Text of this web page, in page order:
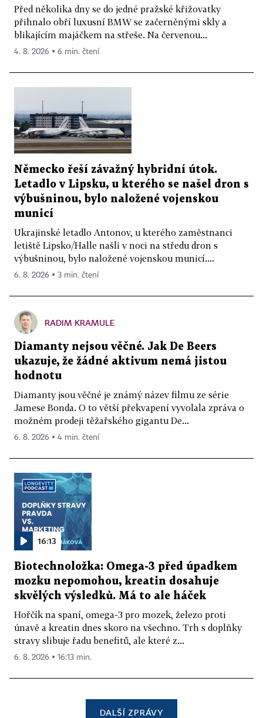
Před několika dny se do jedné pražské křižovatky
přihnalo obří luxusní BMW se začerněnými skly a
blikajícím majáčkem na střeše. Na červenou...
4. 8. 2026 ▪ 6 min. čtení
Německo řeší závažný hybridní útok.
Letadlo v Lipsku, u kterého se našel dron s
výbušninou, bylo naložené vojenskou
municí
Ukrajinské letadlo Antonov, u kterého zaměstnanci
letiště Lipsko/Halle našli v noci na středu dron s
výbušninou, bylo naložené vojenskou municí....
6. 8. 2026 ▪ 3 min. čtení
RADIM KRAMULE
Diamanty nejsou věčné. Jak De Beers
ukazuje, že žádné aktivum nemá jistou
hodnotu
Diamanty jsou věčné je známý název filmu ze série
Jamese Bonda. O to větší překvapení vyvolala zpráva o
možném prodeji těžařského gigantu De...
6. 8. 2026 ▪ 4 min. čtení
16:13
Biotechnoložka: Omega-3 před úpadkem
mozku nepomohou, kreatin dosahuje
skvělých výsledků. Má to ale háček
Hořčík na spaní, omega-3 pro mozek, železo proti
únavě a kreatin dnes skoro na všechno. Trh s doplňky
stravy slibuje řadu benefitů, ale které z...
6. 8. 2026 ▪ 16:13 min.
DALŠÍ ZPRÁVY